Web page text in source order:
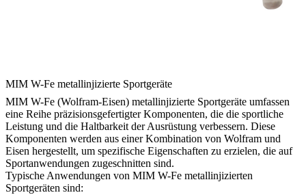
MIM W-Fe metallinjizierte Sportgeräte
MIM W-Fe (Wolfram-Eisen) metallinjizierte Sportgeräte umfassen
eine Reihe präzisionsgefertigter Komponenten, die die sportliche
Leistung und die Haltbarkeit der Ausrüstung verbessern. Diese
Komponenten werden aus einer Kombination von Wolfram und
Eisen hergestellt, um spezifische Eigenschaften zu erzielen, die auf
Sportanwendungen zugeschnitten sind.
Typische Anwendungen von MIM W-Fe metallinjizierten
Sportgeräten sind: